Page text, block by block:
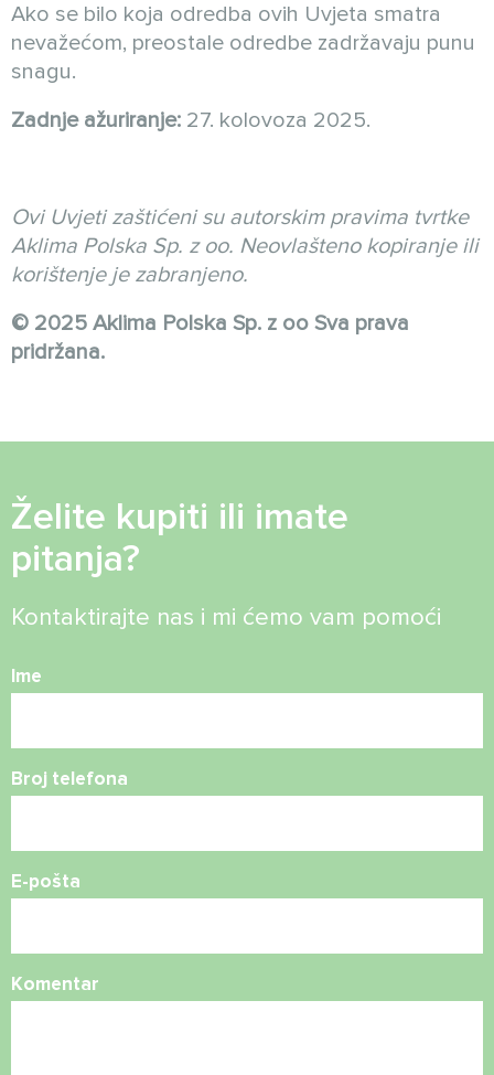
Ako se bilo koja odredba ovih Uvjeta smatra
nevažećom, preostale odredbe zadržavaju punu
snagu.
Zadnje ažuriranje: 27. kolovoza 2025.
Ovi Uvjeti zaštićeni su autorskim pravima tvrtke
Aklima Polska Sp. z oo. Neovlašteno kopiranje ili
korištenje je zabranjeno.
© 2025 Aklima Polska Sp. z oo Sva prava
pridržana.
Želite kupiti ili imate
pitanja?
Kontaktirajte nas i mi ćemo vam pomoći
Ime
Broj telefona
E-pošta
Komentar